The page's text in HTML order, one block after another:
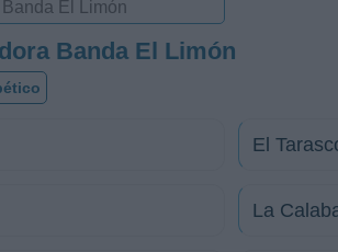
Banda El Limón
El
La